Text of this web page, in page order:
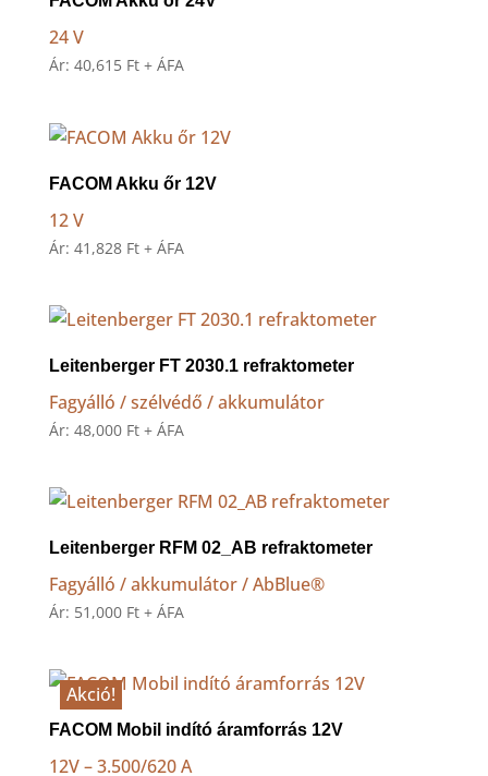
24 V
Ár: 40,615 Ft + ÁFA
FACOM Akku őr 12V
12 V
Ár: 41,828 Ft + ÁFA
Leitenberger FT 2030.1 refraktometer
Fagyálló / szélvédő / akkumulátor
Ár: 48,000 Ft + ÁFA
Leitenberger RFM 02_AB refraktometer
Fagyálló / akkumulátor / AbBlue®
Ár: 51,000 Ft + ÁFA
Akció!
FACOM Mobil indító áramforrás 12V
12V – 3.500/620 A